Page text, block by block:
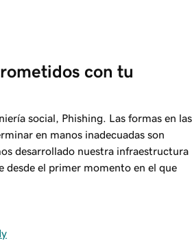
con tu
social, Phishing. Las formas en las
en manos inadecuadas son
desarrollado nuestra infraestructura
desde el primer momento en el que